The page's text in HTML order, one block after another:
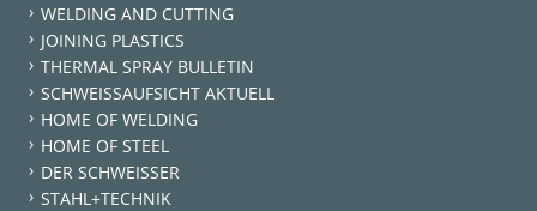
WELDING AND CUTTING
JOINING PLASTICS
THERMAL SPRAY BULLETIN
SCHWEISSAUFSICHT AKTUELL
HOME OF WELDING
HOME OF STEEL
DER SCHWEISSER
STAHL+TECHNIK